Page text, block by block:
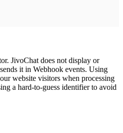
JivoChat does not display or
it in Webhook events. Using
website visitors when processing
a hard-to-guess identifier to avoid